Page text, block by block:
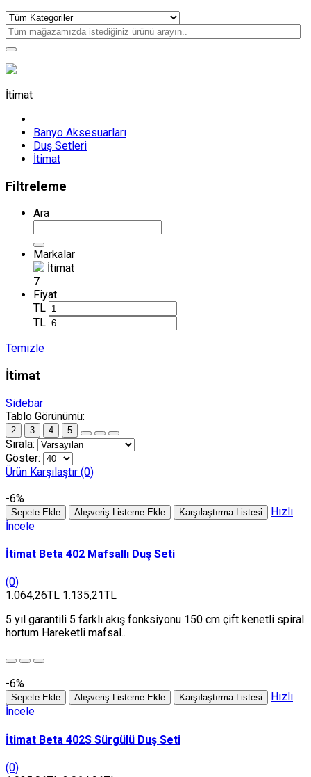
İtimat
Banyo Aksesuarları
Duş Setleri
İtimat
Filtreleme
Ara
Markalar
İtimat
7
Fiyat
TL
TL
Temizle
İtimat
Sidebar
Tablo Görünümü:
2 3 4 5
Sırala:
Göster:
Ürün Karşılaştır (0)
-6%
Sepete Ekle Alışveriş Listeme Ekle Karşılaştırma Listesi
Hızlı
İncele
İtimat Beta 402 Mafsallı Duş Seti
(0)
1.064,26TL 1.135,21TL
5 yıl garantili 5 farklı akış fonksiyonu 150 cm çift kenetli spiral
hortum Hareketli mafsal..
-6%
Sepete Ekle Alışveriş Listeme Ekle Karşılaştırma Listesi
Hızlı
İncele
İtimat Beta 402S Sürgülü Duş Seti
(0)